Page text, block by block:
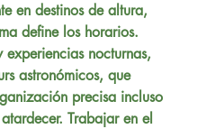
en destinos de altura,
define los horarios.
experiencias nocturnas,
astronómicos, que
precisa incluso
Trabajar en el